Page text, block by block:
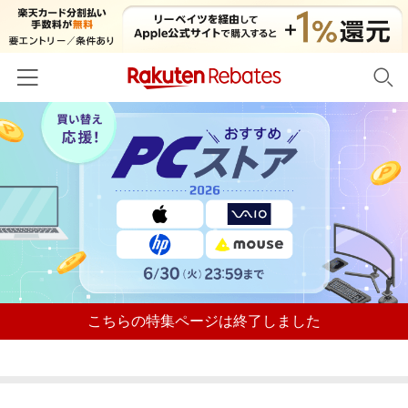
ホーム
カテゴリー一覧
百貨店・総合ECモール
ファッション・インナー・小物
食品・スイーツ・お酒
日用品・キッチン用品
コスメ・健康・医薬品
リーベイツ注目ストア
初回購入者限定特典
新着ストアのご紹介
ヘルプ
友達紹介
こちらの特集ページは終了しました